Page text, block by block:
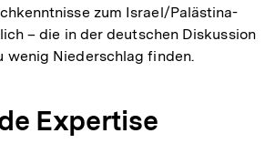
zum Israel/Palästina-
– die in der deutschen Diskussion
wenig Niederschlag finden.
Expertise